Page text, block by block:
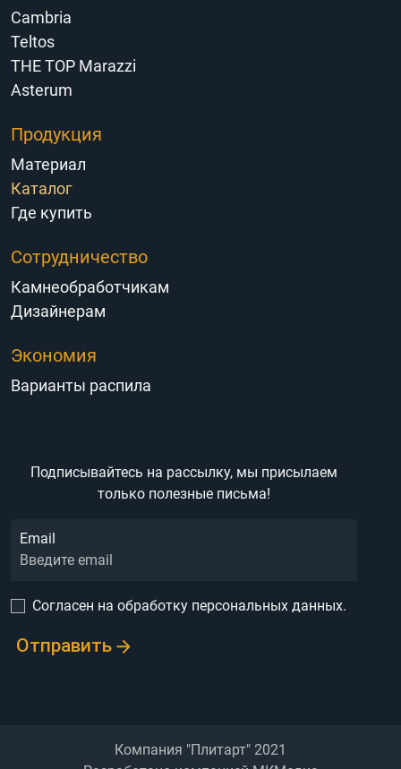
Cambria
Teltos
THE TOP Marazzi
Asterum
Продукция
Материал
Каталог
Где купить
Сотрудничество
Камнеобработчикам
Дизайнерам
Экономия
Варианты распила
Подписывайтесь на рассылку, мы присылаем
только полезные письма!
Email
Согласен на обработку персональных данных.
Отправить
Компания "Плитарт" 2021